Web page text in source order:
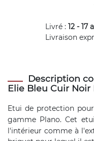
Livré : 12 - 17
Livraison
Description
Elie Bleu Cuir Noir
Etui de protection
gamme Plano. Cet etui
l'intérieur comme à